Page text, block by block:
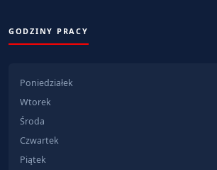
GODZINY PRACY
Poniedziałek
Wtorek
Środa
Czwartek
Piątek